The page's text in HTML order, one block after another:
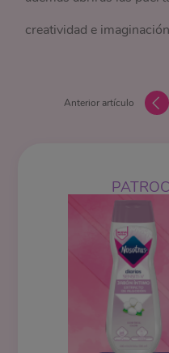
creatividad e
Anterior artículo